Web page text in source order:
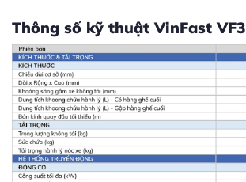
Thông số kỹ thuật VinFast VF3